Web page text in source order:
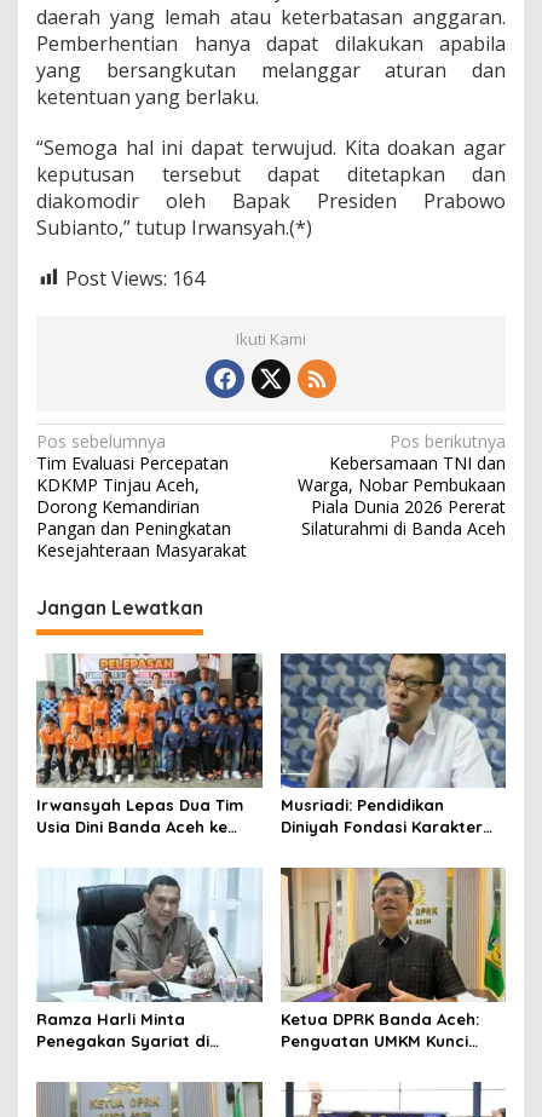
daerah yang lemah atau keterbatasan anggaran.
Pemberhentian hanya dapat dilakukan apabila
yang bersangkutan melanggar aturan dan
ketentuan yang berlaku.
“Semoga hal ini dapat terwujud. Kita doakan agar
keputusan tersebut dapat ditetapkan dan
diakomodir oleh Bapak Presiden Prabowo
Subianto,” tutup Irwansyah.(*)
Post Views: 164
Ikuti Kami
N
a
v
i
a
s
i
p
o
s
Pos sebelumnya
Tim Evaluasi Percepatan
KDKMP Tinjau Aceh,
Dorong Kemandirian
Pangan dan Peningkatan
Kesejahteraan Masyarakat
Pos berikutnya
Kebersamaan TNI dan
Warga, Nobar Pembukaan
Piala Dunia 2026 Pererat
Silaturahmi di Banda Aceh
Jangan Lewatkan
Irwansyah Lepas Dua Tim
Usia Dini Banda Aceh ke
Musriadi: Pendidikan
Diniyah Fondasi Karakter
Ramza Harli Minta
Penegakan Syariat di
dan Tanpa Intervensi
Ketua DPRK Banda Aceh:
Penguatan UMKM Kunci